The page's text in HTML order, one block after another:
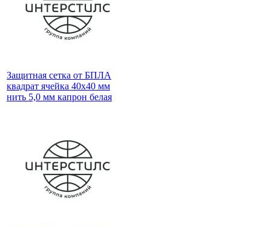
Защитная сетка от БПЛА
квадрат ячейка 40х40 мм
нить 5,0 мм капрон белая